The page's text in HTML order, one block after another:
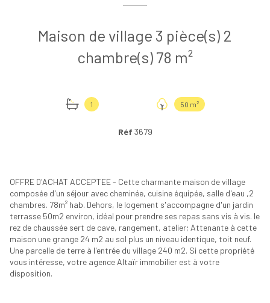
Maison de village 3 pièce(s) 2
chambre(s) 78 m²
1 50 m²
Réf 3679
OFFRE D'ACHAT ACCEPTEE - Cette charmante maison de village
composée d'un séjour avec cheminée, cuisine équipée, salle d'eau ,2
chambres. 78m² hab. Dehors, le logement s'accompagne d'un jardin
terrasse 50m2 environ, idéal pour prendre ses repas sans vis à vis. le
rez de chaussée sert de cave, rangement, atelier; Attenante à cette
maison une grange 24 m2 au sol plus un niveau identique, toit neuf.
Une parcelle de terre à l'entrée du village 240 m2. Si cette propriété
vous intéresse, votre agence Altaïr immobilier est à votre
disposition.